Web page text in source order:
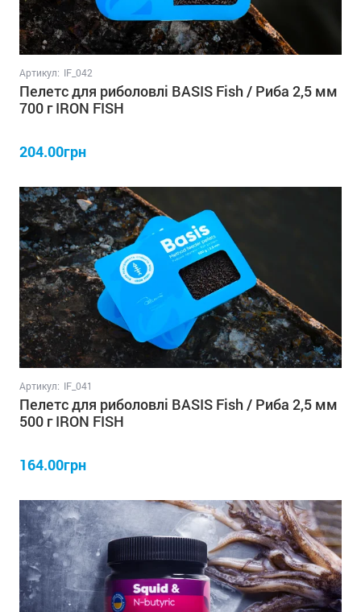
Артикул: IF_042
Пелетс для риболовлі BASIS Fish / Риба 2,5 мм
700 г IRON FISH
204.00грн
Артикул: IF_041
Пелетс для риболовлі BASIS Fish / Риба 2,5 мм
500 г IRON FISH
164.00грн